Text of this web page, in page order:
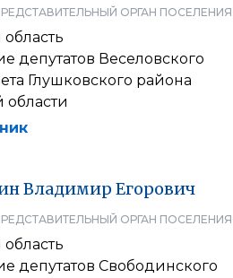
ОРГАН ПОСЕЛЕНИЯ
депутатов Веселовского
Глушковского района
области
Владимир Егорович
ОРГАН ПОСЕЛЕНИЯ
депутатов Свободинского